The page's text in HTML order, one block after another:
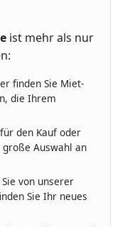
ist mehr als nur
finden Sie Miet-
die Ihrem
den Kauf oder
Auswahl an
von unserer
Sie Ihr neues